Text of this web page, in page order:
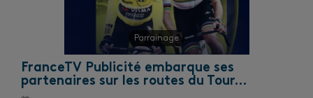
Parrainage
FranceTV Publicité embarque ses
partenaires sur les routes du Tour…